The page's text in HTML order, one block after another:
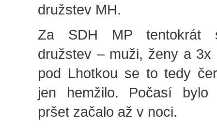
družstev MH.
Za SDH MP tentokrát
družstev – muži, ženy a 3x
pod Lhotkou se to tedy
jen hemžilo. Počasí bylo
pršet začalo až v noci.